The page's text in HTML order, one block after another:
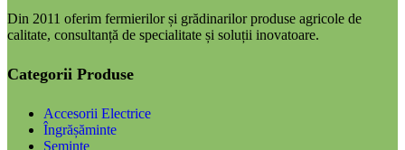
Din 2011 oferim fermierilor și grădinarilor produse agricole de
calitate, consultanță de specialitate și soluții inovatoare.
Categorii Produse
Accesorii Electrice
Îngrășăminte
Semințe